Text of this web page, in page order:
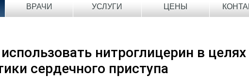
ВРАЧИ УСЛУГИ ЦЕНЫ
нитроглицерин в целях
сердечного приступа